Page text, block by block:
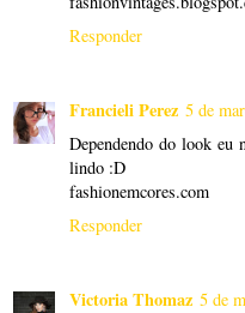
Responder
Francieli Perez 5 de
Dependendo do look eu
lindo :D
fashionemcores.com
Responder
Victoria Thomaz 5 de